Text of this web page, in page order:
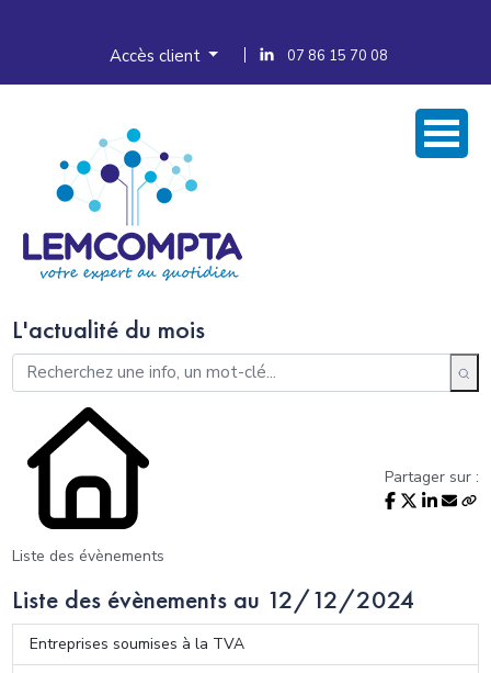
Accès client 07 86 15 70 08
L'actualité du mois
Liste des évènements
Partager sur :
Liste des évènements au 12/12/2024
Entreprises soumises à la TVA